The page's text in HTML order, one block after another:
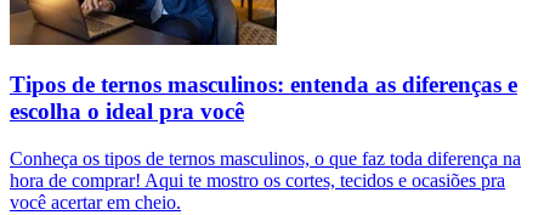
Tipos de ternos masculinos: entenda as diferenças e
escolha o ideal pra você
Conheça os tipos de ternos masculinos, o que faz toda diferença na
hora de comprar! Aqui te mostro os cortes, tecidos e ocasiões pra
você acertar em cheio.